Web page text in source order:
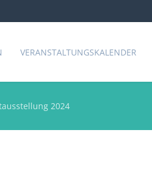
VERANSTALTUNGSKALENDER
2024